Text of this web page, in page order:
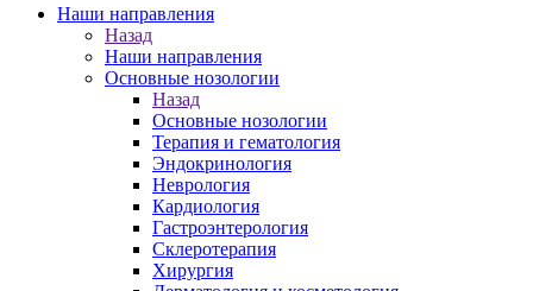
Наши направления
Назад
Наши направления
Основные нозологии
Назад
Основные нозологии
Терапия и гематология
Эндокринология
Неврология
Кардиология
Гастроэнтерология
Склеротерапия
Хирургия